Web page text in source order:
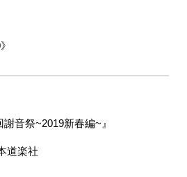
音祭~2019新春編~』
道楽社